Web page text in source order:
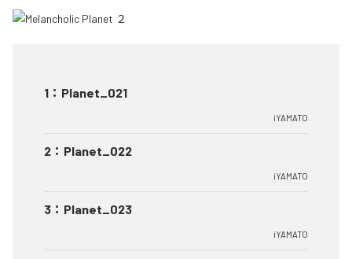
1 ： Planet_021
iYAMATO
2 ： Planet_022
iYAMATO
3 ： Planet_023
iYAMATO